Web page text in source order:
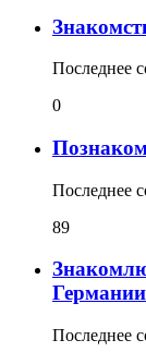
Последнее
0
Последнее
89
Последнее